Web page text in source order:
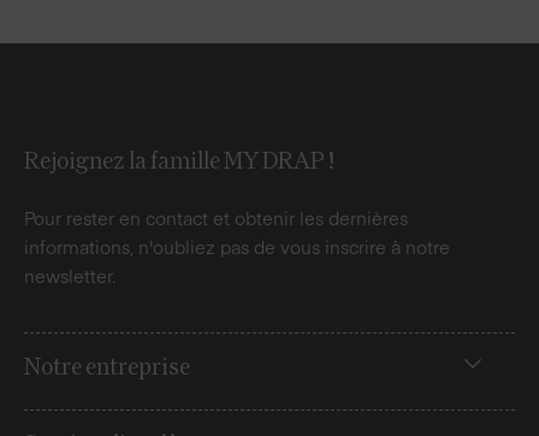
Rejoignez la famille MY DRAP !
Pour rester en contact et obtenir les dernières
informations, n'oubliez pas de vous inscrire à notre
newsletter.
Notre entreprise